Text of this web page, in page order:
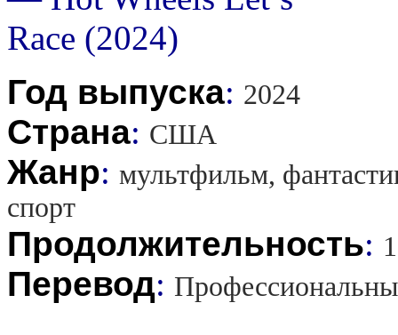
Год выпуска: 2024
Страна: США
Жанр: мультфильм,
спорт
Продолжительность:
Перевод: